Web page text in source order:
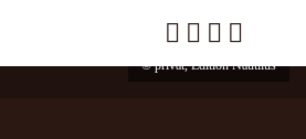
© privat, Edition Nautilus